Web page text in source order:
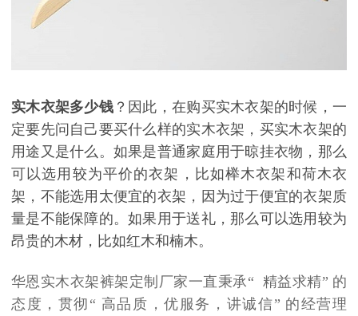
实木衣架多少钱？因此，在购买实木衣架的时候，一
定要先问自己要买什么样的实木衣架，买实木衣架的
用途又是什么。如果是普通家庭用于晾挂衣物，那么
可以选用较为平价的衣架，比如榉木衣架和荷木衣
架，不能选用太便宜的衣架，因为过于便宜的衣架质
量是不能保障的。如果用于送礼，那么可以选用较为
昂贵的木材，比如红木和楠木。
华恩实木衣架裤架定制厂家一直秉承“ 精益求精” 的
态度，贯彻 “ 高品质，优服务，讲诚信” 的经营理